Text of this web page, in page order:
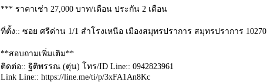
*** ราคาเช่า 27,000 บาท/เดือน ประกัน 2 เดือน
ที่ตั้ง:: ซอย ศรีด่าน 1/1 สําโรงเหนือ เมืองสมุทรปราการ สมุทรปราการ 10270
**สอบถามเพิ่มเติม**
ติดต่อ:: ฐิติพรรณ (ตุ่น) โทร/ID Line:: 0942823961
Link Line:: https://line.me/ti/p/3xFA1An8Kc